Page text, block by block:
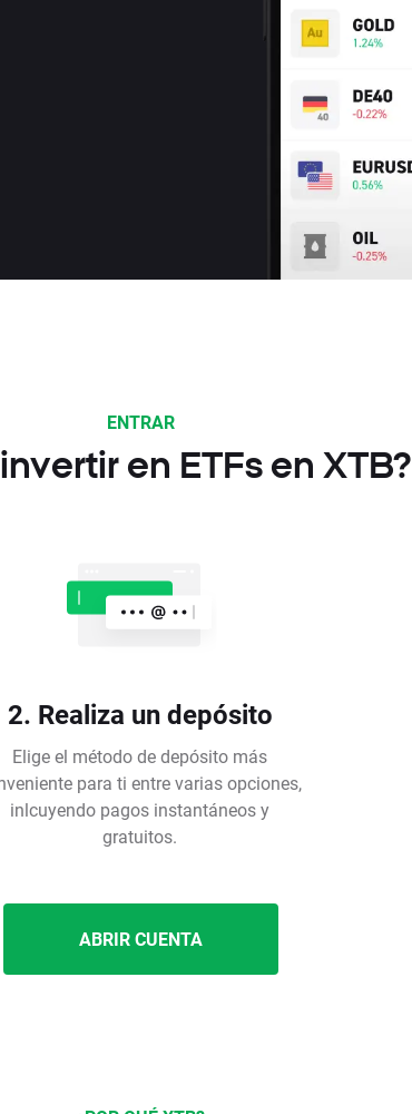
ENTRAR
en ETFs en XTB?
2. Realiza un depósito
Elige el método de depósito más
para ti entre varias opciones,
inlcuyendo pagos instantáneos y
gratuitos.
ABRIR CUENTA